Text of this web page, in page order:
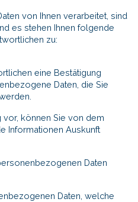
von Ihnen verarbeitet, sind
es stehen Ihnen folgende
zu:
eine Bestätigung
Daten, die Sie
können Sie von dem
Informationen Auskunft
Daten
Daten, welche